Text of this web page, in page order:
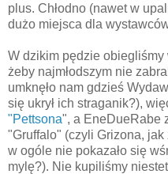
plus. Chłodno (nawet w
dużo miejsca dla
W dzikim pędzie
żeby najmłodszym nie
umknęło nam gdzieś
się ukrył ich straganik?),
"Pettsona", a EneDueRabe
"Gruffalo" (czyli Grizona,
w ogóle nie pokazało się
mylę?). Nie kupiliśmy